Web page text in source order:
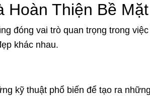
Hoàn Thiện Bề Mặt
đóng vai trò quan trọng trong
khác nhau.
kỹ thuật phổ biến để tạo ra